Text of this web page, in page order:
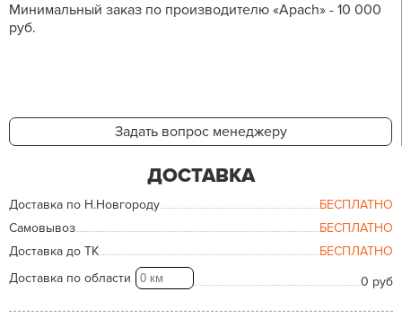
Минимальный заказ по производителю «Apach» - 10 000
руб.
Задать вопрос менеджеру
ДОСТАВКА
Доставка по Н.Новгороду
БЕСПЛАТНО
Самовывоз
БЕСПЛАТНО
Доставка до ТК
БЕСПЛАТНО
Доставка по области
0 руб